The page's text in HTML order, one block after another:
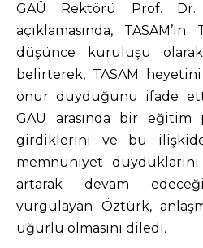
GAÜ Rektörü Prof.
açıklamasında,
düşünce kuruluşu
belirterek, TASAM
onur duyduğunu ifade
GAÜ arasında bir eğitim
girdiklerini ve bu
memnuniyet
artarak devam
vurgulayan Öztürk,
uğurlu olmasını diledi.